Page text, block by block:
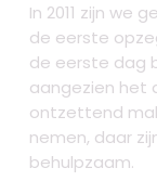
In 2011 zijn we
de eerste
de eerste dag
aangezien het
ontzettend
nemen, daar
behulpzaam.